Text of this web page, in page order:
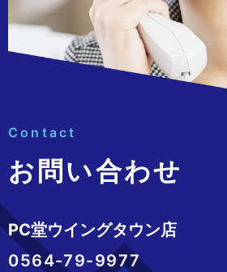
Contact
お問い合わせ
PC堂ウイングタウン店
0564-79-9977